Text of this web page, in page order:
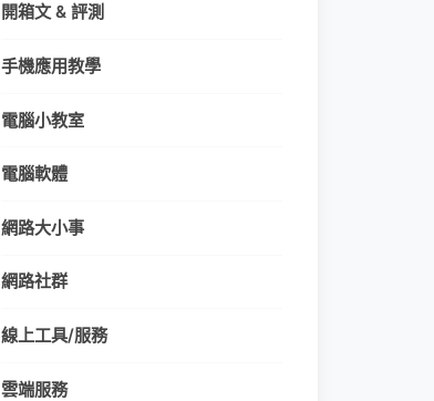
開箱文 & 評測
手機應用教學
電腦小教室
電腦軟體
網路大小事
網路社群
線上工具/服務
雲端服務